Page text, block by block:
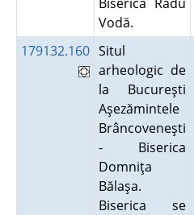
Vodă.
179132.160 Situl
arheologic de
la Bucureşti
Aşezămintele
Brâncoveneşti
- Biserica
Domniţa
Bălaşa.
Biserica se